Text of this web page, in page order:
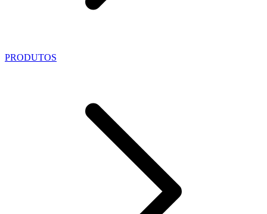
PRODUTOS